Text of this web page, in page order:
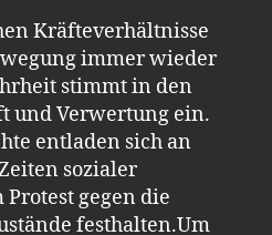
Kräfteverhältnisse
immer wieder
stimmt in den
und Verwertung ein.
entladen sich an
sozialer
gegen die
festhalten.Um